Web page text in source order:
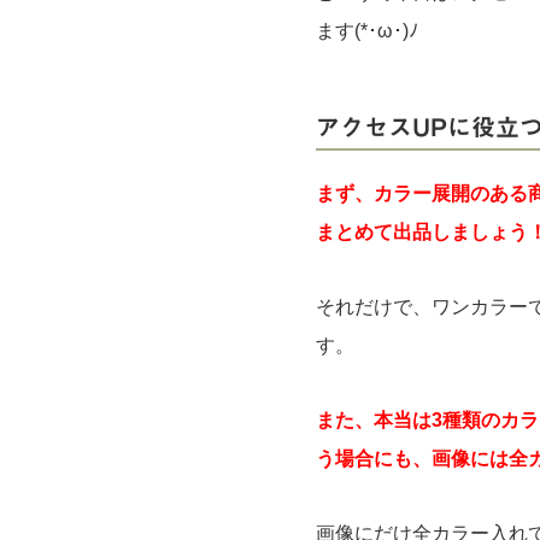
ます(*･ω･)ﾉ
アクセスUPに役立
まず、カラー展開のある
まとめて出品しましょう
それだけで、ワンカラー
す。
また、本当は3種類のカ
う場合にも、画像には全
画像にだけ全カラー入れ